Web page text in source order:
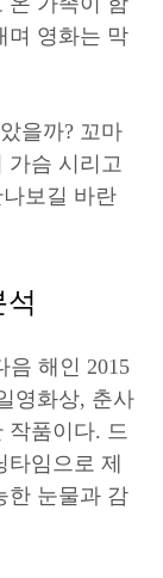
며 영화는 막
을까? 꼬마
가슴 시리고
보길 바란
음 해인 2015
영화상, 춘사
작품이다. 드
임으로 제
한 눈물과 감